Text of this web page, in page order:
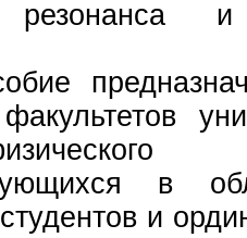
резонанса и
в
и